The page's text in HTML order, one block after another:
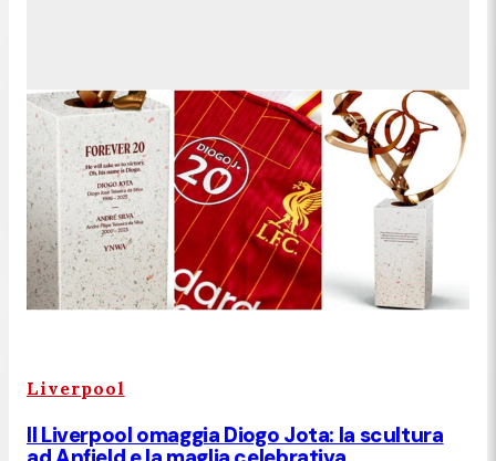
Liverpool
Il Liverpool omaggia Diogo Jota: la scultura